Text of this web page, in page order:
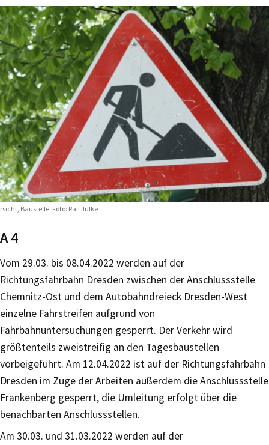
Baustelle. Foto: Ralf Julke
A 4
Vom 29.03. bis 08.04.2022 werden auf der
Richtungsfahrbahn Dresden zwischen der Anschlussstelle
Chemnitz-Ost und dem Autobahndreieck Dresden-West
einzelne Fahrstreifen aufgrund von
Fahrbahnuntersuchungen gesperrt. Der Verkehr wird
größtenteils zweistreifig an den Tagesbaustellen
vorbeigeführt. Am 12.04.2022 ist auf der Richtungsfahrbahn
Dresden im Zuge der Arbeiten außerdem die Anschlussstelle
Frankenberg gesperrt, die Umleitung erfolgt über die
benachbarten Anschlussstellen.
Am 30.03. und 31.03.2022 werden auf der